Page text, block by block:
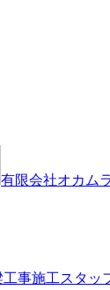
有限会社オカム